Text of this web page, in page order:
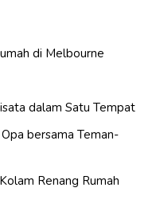
di Melbourne
dalam Satu Tempat
bersama Teman-
Renang Rumah